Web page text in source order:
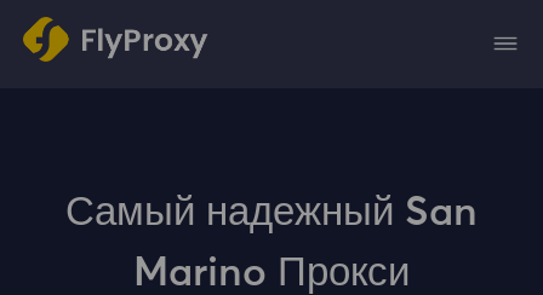
Самый надежный San
Marino Прокси